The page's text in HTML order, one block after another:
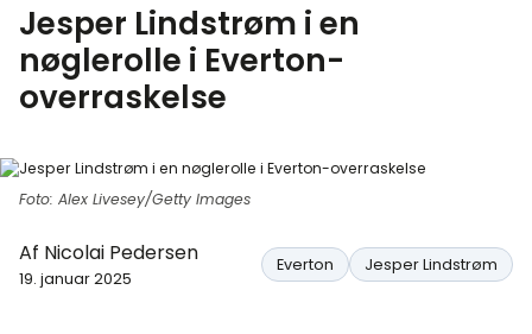
Jesper Lindstrøm i en
nøglerolle i Everton-
overraskelse
Foto: Alex Livesey/Getty Images
Af Nicolai Pedersen
19. januar 2025
Everton Jesper Lindstrøm